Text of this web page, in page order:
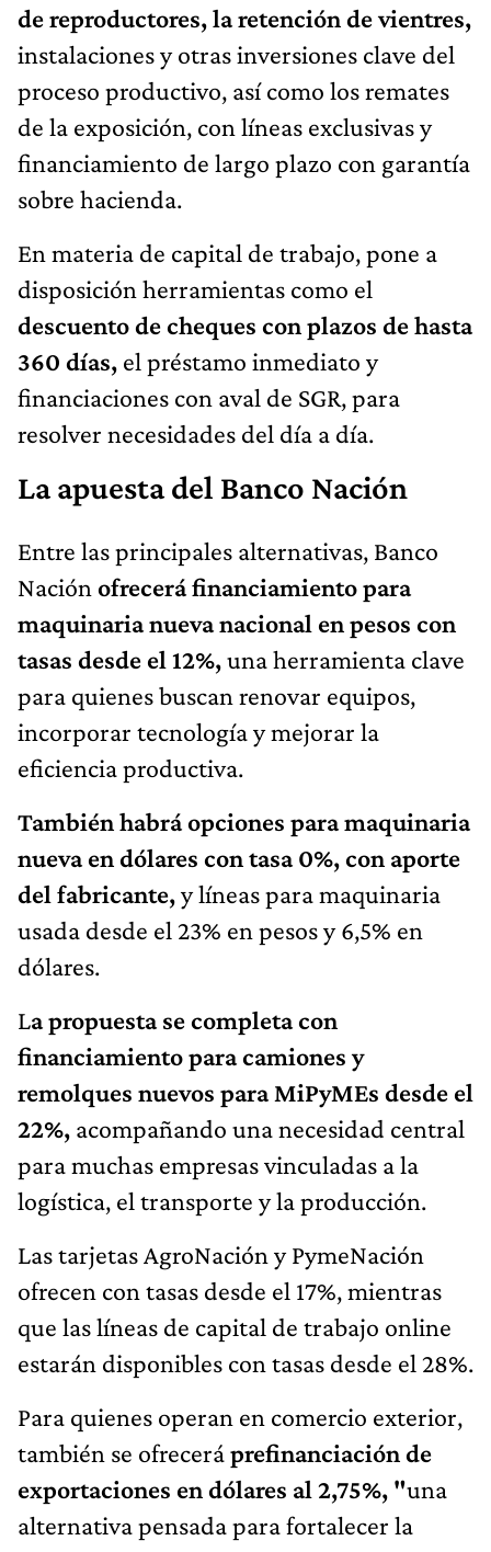
de reproductores, la retención de vientres,
instalaciones y otras inversiones clave del
proceso productivo, así como los remates
de la exposición, con líneas exclusivas y
financiamiento de largo plazo con garantía
sobre hacienda.
En materia de capital de trabajo, pone a
disposición herramientas como el
descuento de cheques con plazos de hasta
360 días, el préstamo inmediato y
financiaciones con aval de SGR, para
resolver necesidades del día a día.
La apuesta del Banco Nación
Entre las principales alternativas, Banco
Nación ofrecerá financiamiento para
maquinaria nueva nacional en pesos con
tasas desde el 12%,una herramienta clave
para quienes buscan renovar equipos,
incorporar tecnología y mejorar la
eficiencia productiva.
También habrá opciones para maquinaria
nueva en dólares con tasa 0%, con aporte
del fabricante,y líneas para maquinaria
usada desde el 23% en pesos y 6,5% en
dólares.
La propuesta se completa con
financiamiento para camiones y
remolques nuevos para MiPyMEs desde el
22%, acompañando una necesidad central
para muchas empresas vinculadas a la
logística, el transporte y la producción.
Las tarjetas AgroNación y PymeNación
ofrecen con tasas desde el 17%, mientras
que las líneas de capital de trabajo online
estarán disponibles con tasas desde el 28%.
Para quienes operan en comercio exterior,
también se ofreceráprefinanciación de
exportaciones en dólares al 2,75%, "una
alternativa pensada para fortalecer la